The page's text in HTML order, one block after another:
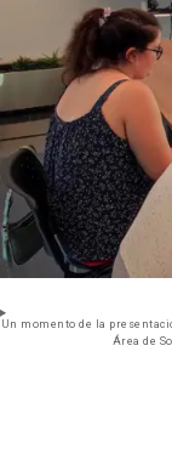
Un momento de la
Área de